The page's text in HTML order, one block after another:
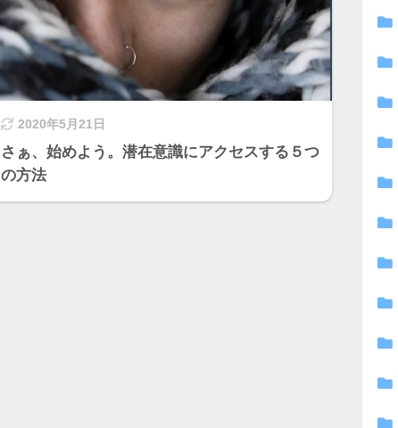
2020年5月21日
さぁ、始めよう。潜在意識にアクセスする５つ
の方法